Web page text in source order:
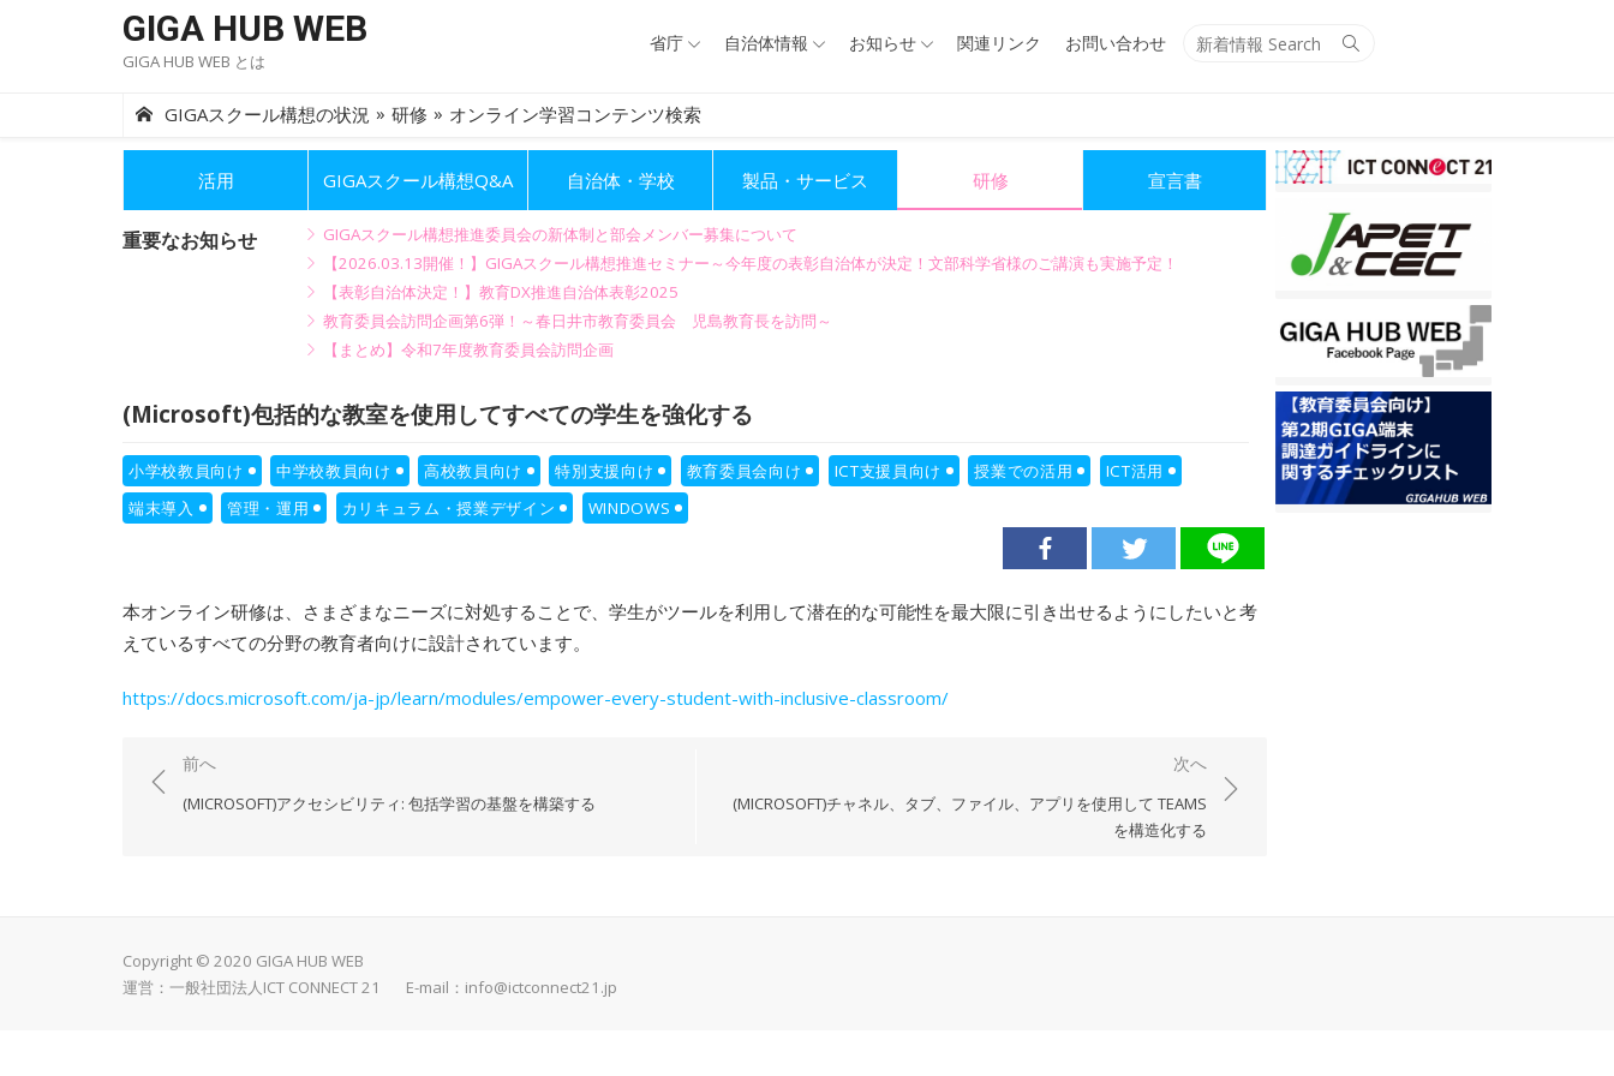
GIGA HUB WEB
GIGA HUB WEB とは
Search
省庁 自治体情報 お知らせ 関連リンク お問い合わせ
GIGAスクール構想の状況 » 研修 » オンライン学習コンテンツ検索
活用 GIGAスクール構想Q&A 自治体・学校 製品・サービス 研修 宣言書
重要なお知らせ
GIGAスクール構想推進委員会の新体制と部会メンバー募集について
【2026.03.13開催！】GIGAスクール構想推進セミナー～今年度の表彰自治体が決定！文部科学省様のご講演も実施予定！
【表彰自治体決定！】教育DX推進自治体表彰2025
教育委員会訪問企画第6弾！～春日井市教育委員会 児島教育長を訪問～
【まとめ】令和7年度教育委員会訪問企画
(Microsoft)包括的な教室を使用してすべての学生を強化する
小学校教員向け 中学校教員向け 高校教員向け 特別支援向け 教育委員会向け ICT支援員向け 授業での活用
ICT活用
端末導入
管理・運用 カリキュラム・授業デザイン WINDOWS
本オンライン研修は、さまざまなニーズに対処することで、学生がツールを利用して潜在的な可能性を最大限に引き出せるようにしたいと考
えているすべての分野の教育者向けに設計されています。
https://docs.microsoft.com/ja-jp/learn/modules/empower-every-student-with-inclusive-classroom/
シ
ョ
前へ
(MICROSOFT)アクセシビリティ: 包括学習の基盤を構築する
次へ
(MICROSOFT)チャネル、タブ、ファイル、アプリを使用して TEAMS
を構造化する
Copyright © 2020 GIGA HUB WEB
運営：一般社団法人ICT CONNECT 21 E-mail： info@ictconnect21.jp